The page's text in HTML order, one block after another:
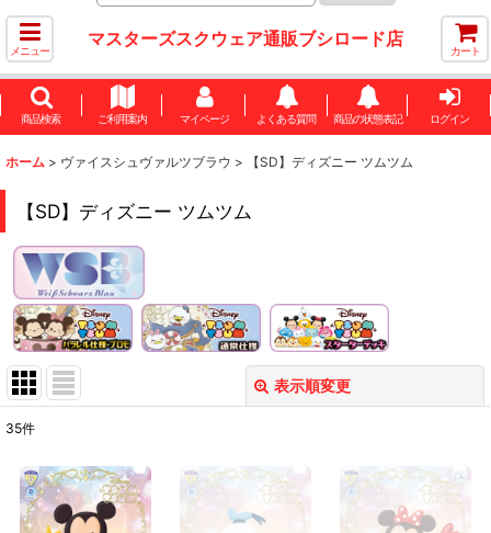
メニュー
マスターズスクウェア通販ブシロード店
カート
商品検索 ご利用案内 マイページ よくある質問 商品の状態表記 ログイン
ホーム > ヴァイスシュヴァルツブラウ > 【SD】ディズニー ツムツム
【SD】ディズニー ツムツム
表示順変更
在庫あり
35件